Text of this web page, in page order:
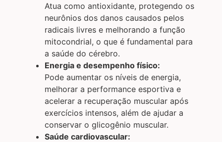
Atua como antioxidante, protegendo os
neurônios dos danos causados pelos
radicais livres e melhorando a função
mitocondrial, o que é fundamental para
a saúde do cérebro.
Energia e desempenho físico:
Pode aumentar os níveis de energia,
melhorar a performance esportiva e
acelerar a recuperação muscular após
exercícios intensos, além de ajudar a
conservar o glicogênio muscular.
Saúde cardiovascular: